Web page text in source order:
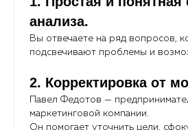
анализа.
Вы отвечаете на ряд вопросов,
подсвечивают проблемы и
2. Корректировка от
Павел Федотов —
маркетинговой компании.
Он помогает уточнить цели,